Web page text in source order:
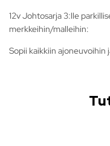
12v Johtosarja 3:lle
merkkeihin/malleihin:
Sopii kaikkiin ajoneuvoihin